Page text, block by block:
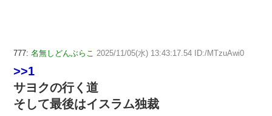
777: 名無しどんぶらこ 2025/11/05(水) 13:43:17.54 ID:/MTzuAwi0
>>1
サヨクの行く道
そして最後はイスラム独裁